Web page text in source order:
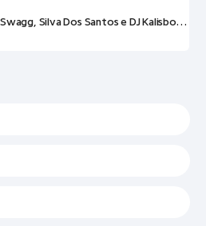
Tshunami, Papa Swagg, Silva Dos Santos e DJ Kalisboy – Não É Jarda